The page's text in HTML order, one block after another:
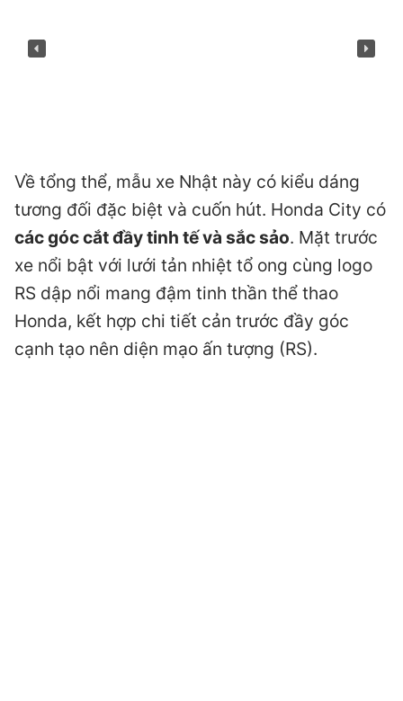
Về tổng thể, mẫu xe Nhật này có kiểu dáng
tương đối đặc biệt và cuốn hút. Honda City có
các góc cắt đầy tinh tế và sắc sảo. Mặt trước
xe nổi bật với lưới tản nhiệt tổ ong cùng logo
RS dập nổi mang đậm tinh thần thể thao
Honda, kết hợp chi tiết cản trước đầy góc
cạnh tạo nên diện mạo ấn tượng (RS).